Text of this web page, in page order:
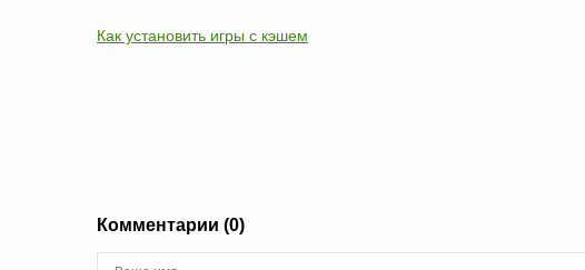
Как установить игры с кэшем
Комментарии (0)